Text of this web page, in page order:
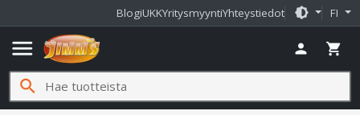
BlogiUKKYritysmyyntiYhteystiedot brightness_medium FI
menu person shopping_cart
search